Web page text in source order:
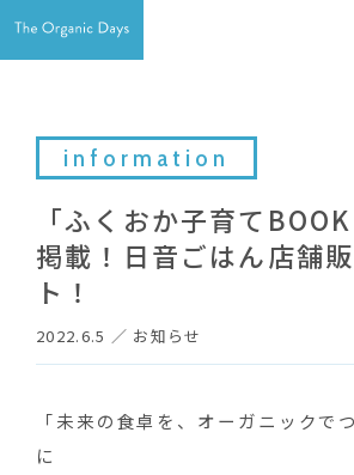
information
「ふくおか子育て
掲載！日音ごはん店舗
ト！
2022.6.5 ／ お知らせ
「未来の食卓を、オーガニックで
に